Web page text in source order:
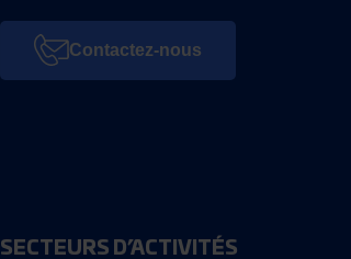
Contactez-nous
SECTEURS D’ACTIVITÉS